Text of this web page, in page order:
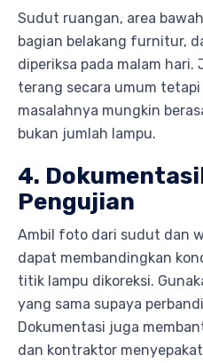
Sudut ruangan, area
bagian belakang furnitur,
diperiksa pada malam hari.
terang secara umum
masalahnya mungkin
bukan jumlah lampu.
4.
Pengujian
Ambil foto dari sudut dan
dapat membandingkan
titik lampu dikoreksi.
yang sama supaya
Dokumentasi juga
dan kontraktor